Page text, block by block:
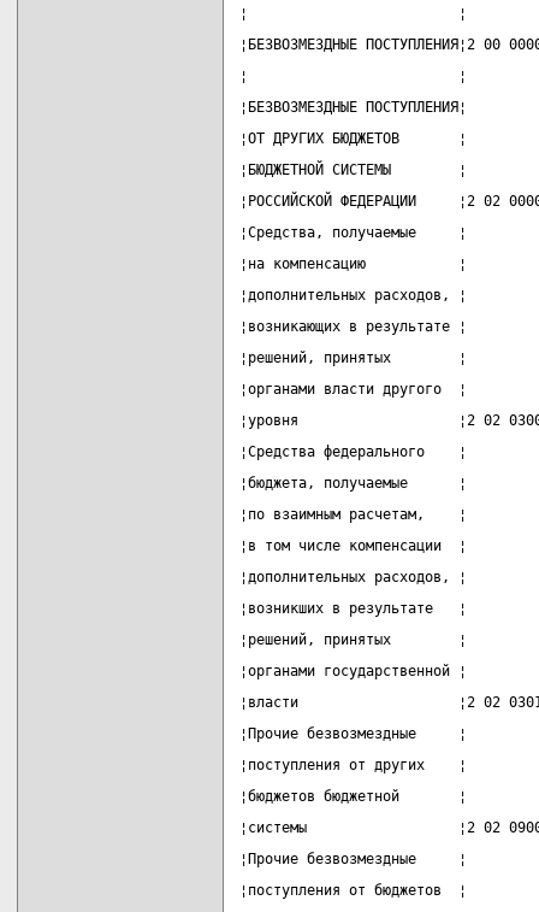
¦                         ¦
¦БЕЗВОЗМЕЗДНЫЕ ПОСТУПЛЕНИЯ¦2 00
¦                         ¦
¦БЕЗВОЗМЕЗДНЫЕ
¦ОТ ДРУГИХ БЮДЖЕТОВ
¦БЮДЖЕТНОЙ СИСТЕМЫ
¦РОССИЙСКОЙ ФЕДЕРАЦИИ     ¦2 02
¦Средства, получаемые
¦на компенсацию           ¦
¦дополнительных
¦возникающих в
¦решений, принятых        ¦
¦органами власти другого
¦уровня                   ¦2 02
¦Средства федерального
¦бюджета, получаемые
¦по взаимным расчетам,
¦в том числе компенсации
¦дополнительных
¦возникших в результате
¦решений, принятых        ¦
¦органами
¦власти                   ¦2 02
¦Прочие безвозмездные
¦поступления от других
¦бюджетов бюджетной
¦системы                  ¦2 02
¦Прочие безвозмездные
¦поступления от бюджетов